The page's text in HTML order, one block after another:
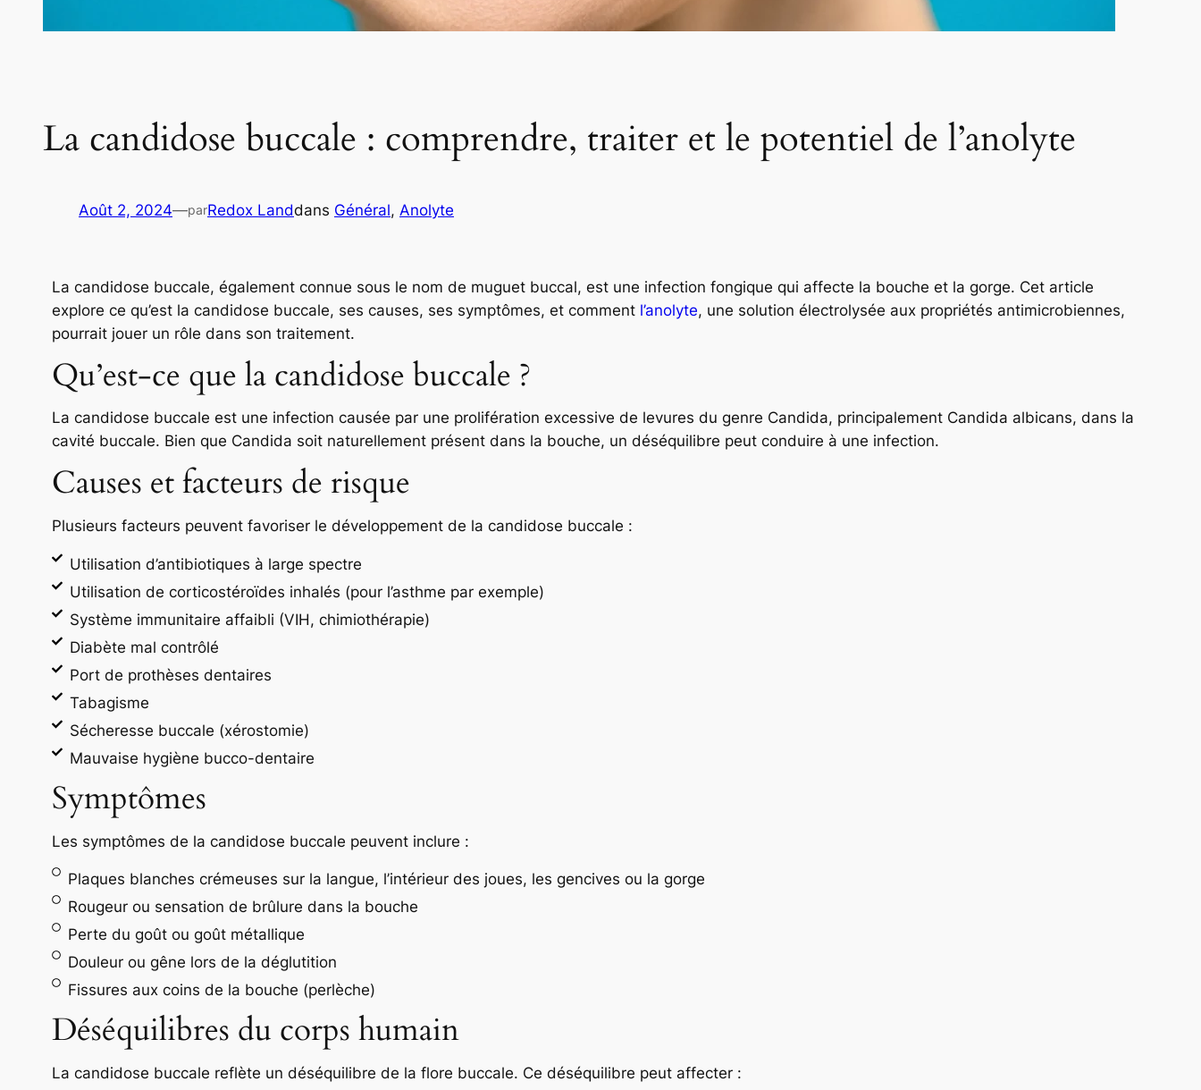
La candidose buccale : comprendre, traiter et le potentiel de l’anolyte
Août 2, 2024—parRedox Landdans Général, Anolyte
La candidose buccale, également connue sous le nom de muguet buccal, est une infection fongique qui affecte la bouche et la gorge. Cet article
explore ce qu’est la candidose buccale, ses causes, ses symptômes, et comment l’anolyte, une solution électrolysée aux propriétés antimicrobiennes,
pourrait jouer un rôle dans son traitement.
Qu’est-ce que la candidose buccale ?
La candidose buccale est une infection causée par une prolifération excessive de levures du genre Candida, principalement Candida albicans, dans la
cavité buccale. Bien que Candida soit naturellement présent dans la bouche, un déséquilibre peut conduire à une infection.
Causes et facteurs de risque
Plusieurs facteurs peuvent favoriser le développement de la candidose buccale :
Utilisation d’antibiotiques à large spectre
Utilisation de corticostéroïdes inhalés (pour l’asthme par exemple)
Système immunitaire affaibli (VIH, chimiothérapie)
Diabète mal contrôlé
Port de prothèses dentaires
Tabagisme
Sécheresse buccale (xérostomie)
Mauvaise hygiène bucco-dentaire
Symptômes
Les symptômes de la candidose buccale peuvent inclure :
Plaques blanches crémeuses sur la langue, l’intérieur des joues, les gencives ou la gorge
Rougeur ou sensation de brûlure dans la bouche
Perte du goût ou goût métallique
Douleur ou gêne lors de la déglutition
Fissures aux coins de la bouche (perlèche)
Déséquilibres du corps humain
La candidose buccale reflète un déséquilibre de la flore buccale. Ce déséquilibre peut affecter :